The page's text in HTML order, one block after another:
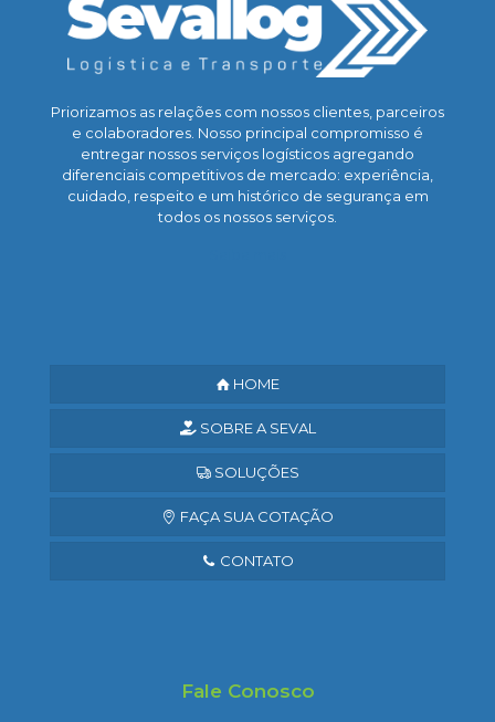
Priorizamos as relações com nossos clientes, parceiros
e colaboradores. Nosso principal compromisso é
entregar nossos serviços logísticos agregando
diferenciais competitivos de mercado: experiência,
cuidado, respeito e um histórico de segurança em
todos os nossos serviços.
HOME
SOBRE A SEVAL
SOLUÇÕES
FAÇA SUA COTAÇÃO
CONTATO
Fale Conosco